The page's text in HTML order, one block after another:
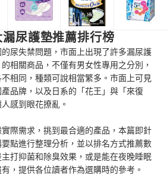
尿護墊推薦排行榜
尿失禁問題，市面上出現了許多漏尿護
相關商品，不僅有男女性專用之分別，
相同，種類可說相當繁多。市面上可見
產品牌，以及日系的「花王」與「來復
感到眼花撩亂。
際需求，挑到最合適的產品，本篇即針
點進行整理分析，並以排名方式推薦數
打抑菌和除臭效果，或是能在夜晚睡眠
，提供各位讀者作為選購時的參考。